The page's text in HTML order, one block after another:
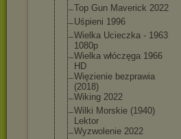
Top Gun Maverick 2022
Uśpieni 1996
Wielka Ucieczka - 1963
1080p
Wielka włóczęga 1966
HD
Więzienie bezprawia
(2018)
Wiking 2022
Wilki Morskie (1940)
Lektor
Wyzwolenie 2022